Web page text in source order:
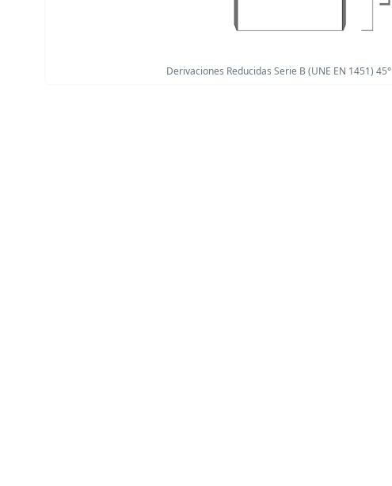
Derivaciones Reducidas Serie B (UNE EN 1451) 45°